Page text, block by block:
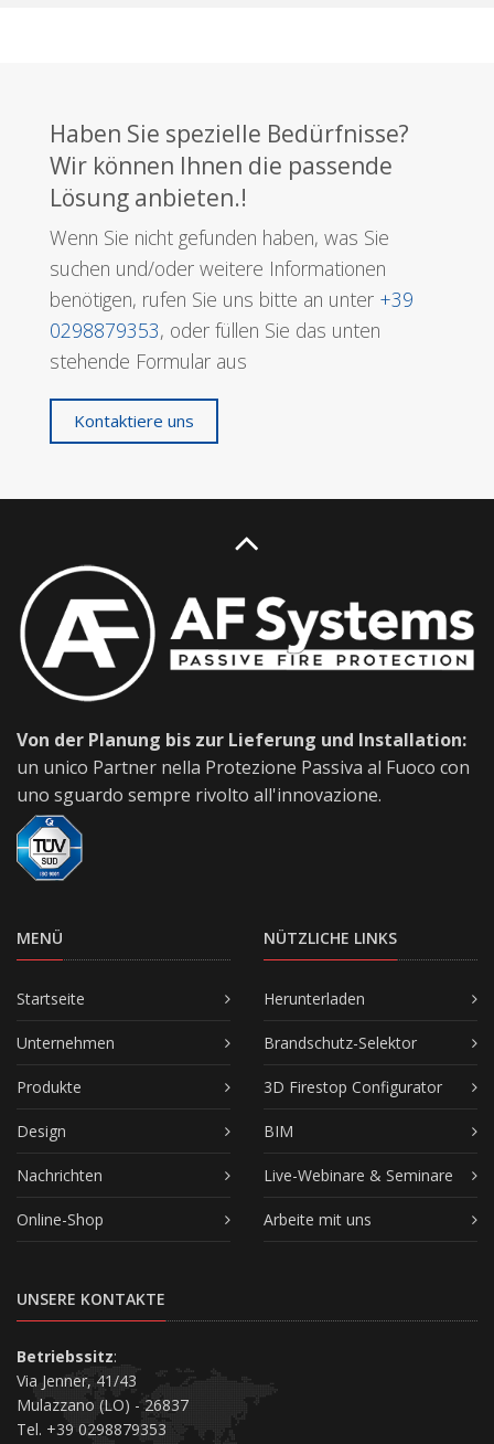
Haben Sie spezielle Bedürfnisse?
Wir können Ihnen die passende
Lösung anbieten.!
Wenn Sie nicht gefunden haben, was Sie
suchen und/oder weitere Informationen
benötigen, rufen Sie uns bitte an unter +39
0298879353, oder füllen Sie das unten
stehende Formular aus
Kontaktiere uns
Von der Planung bis zur Lieferung und Installation:
un unico Partner nella Protezione Passiva al Fuoco con
uno sguardo sempre rivolto all'innovazione.
MENÜ
Startseite
Unternehmen
Produkte
Design
Nachrichten
Online-Shop
NÜTZLICHE LINKS
Herunterladen
Brandschutz-Selektor
3D Firestop Configurator
BIM
Live-Webinare & Seminare
Arbeite mit uns
UNSERE KONTAKTE
Betriebssitz:
Via Jenner, 41/43
Mulazzano (LO) - 26837
Tel. +39 0298879353